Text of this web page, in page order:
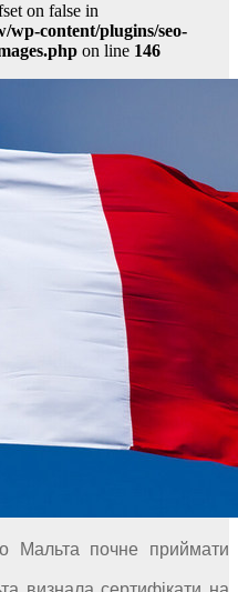
on false in
wp-content/plugins/seo-
on line 146
Мальта почне приймати